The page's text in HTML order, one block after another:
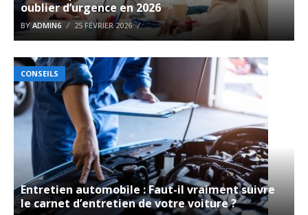
oublier d’urgence en 2026
BY ADMIN6 25 FÉVRIER 2026
CONSEILS
Entretien automobile : Faut-il vraiment suivre
le carnet d’entretien de votre voiture ?